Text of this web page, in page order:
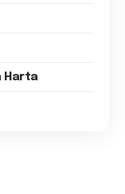
Harta